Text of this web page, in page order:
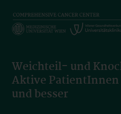
main
Weichteil- und
Aktive
und besser